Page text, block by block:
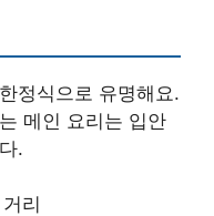
정식으로 유명해요.
메인 요리는 입안
.
리